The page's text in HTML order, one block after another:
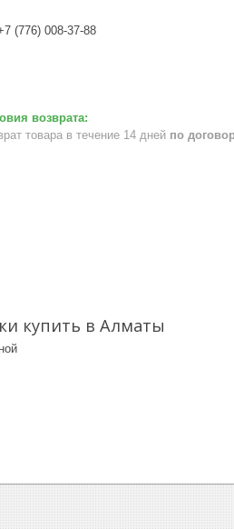
(776) 008-37-88
товара в течение 14 дней по
купить в Алматы